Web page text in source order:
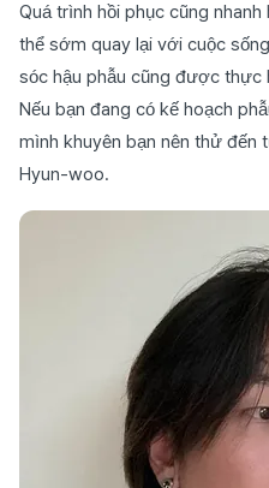
Quá trình hồi phục cũng
thể sớm quay lại với cuộc
sóc hậu phẫu cũng được thực
Nếu bạn đang có kế hoạch
mình khuyên bạn nên thử đến
Hyun-woo.